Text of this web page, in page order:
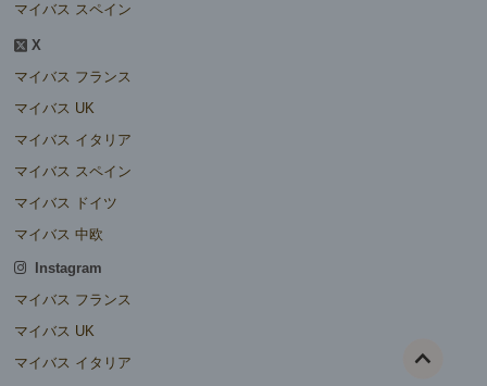
マイバス スペイン
X
マイバス フランス
マイバス UK
マイバス イタリア
マイバス スペイン
マイバス ドイツ
マイバス 中欧
Instagram
マイバス フランス
マイバス UK
マイバス イタリア